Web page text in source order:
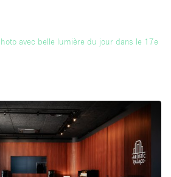
avec belle lumière du jour dans le 17e